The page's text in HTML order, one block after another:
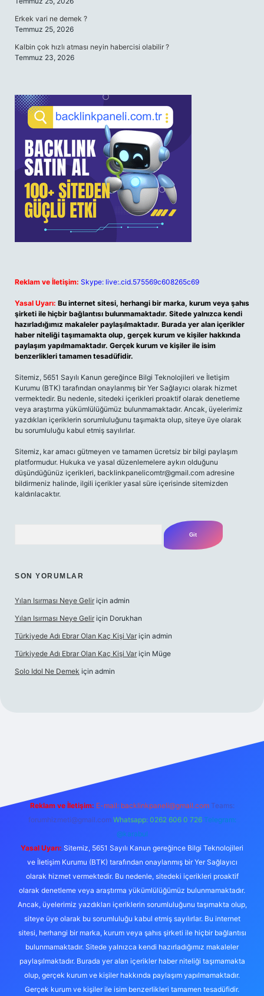
Erkek vari ne demek ?
Temmuz 25, 2026
Kalbin çok hızlı atması neyin habercisi olabilir ?
Temmuz 23, 2026
Reklam ve İletişim: Skype: live:.cid.575569c608265c69
Yasal Uyarı: Bu internet sitesi, herhangi bir marka, kurum veya şahıs
şirketi ile hiçbir bağlantısı bulunmamaktadır. Sitede yalnızca kendi
hazırladığımız makaleler paylaşılmaktadır. Burada yer alan içerikler
haber niteliği taşımamakta olup, gerçek kurum ve kişiler hakkında
paylaşım yapılmamaktadır. Gerçek kurum ve kişiler ile isim
benzerlikleri tamamen tesadüfidir.
Sitemiz, 5651 Sayılı Kanun gereğince Bilgi Teknolojileri ve İletişim
Kurumu (BTK) tarafından onaylanmış bir Yer Sağlayıcı olarak hizmet
vermektedir. Bu nedenle, sitedeki içerikleri proaktif olarak denetleme
veya araştırma yükümlülüğümüz bulunmamaktadır. Ancak, üyelerimiz
yazdıkları içeriklerin sorumluluğunu taşımakta olup, siteye üye olarak
bu sorumluluğu kabul etmiş sayılırlar.
Sitemiz, kar amacı gütmeyen ve tamamen ücretsiz bir bilgi paylaşım
platformudur. Hukuka ve yasal düzenlemelere aykırı olduğunu
düşündüğünüz içerikleri, backlinkpanelicomtr@gmail.com adresine
bildirmeniz halinde, ilgili içerikler yasal süre içerisinde sitemizden
kaldırılacaktır.
SON YORUMLAR
Yılan Isırması Neye Gelir için admin
Yılan Isırması Neye Gelir için Dorukhan
Türkiyede Adı Ebrar Olan Kaç Kişi Var için admin
Türkiyede Adı Ebrar Olan Kaç Kişi Var için Müge
Solo Idol Ne Demek için admin
Reklam ve İletişim: E-mail: backlinkpaneli@gmail.com Teams:
forumhizmeti@gmail.com Whatsapp: 0262 606 0 726 Telegram:
@karabul
Yasal Uyarı: Sitemiz, 5651 Sayılı Kanun gereğince Bilgi Teknolojileri
ve İletişim Kurumu (BTK) tarafından onaylanmış bir Yer Sağlayıcı
olarak hizmet vermektedir. Bu nedenle, sitedeki içerikleri proaktif
olarak denetleme veya araştırma yükümlülüğümüz bulunmamaktadır.
Ancak, üyelerimiz yazdıkları içeriklerin sorumluluğunu taşımakta olup,
siteye üye olarak bu sorumluluğu kabul etmiş sayılırlar. Bu internet
sitesi, herhangi bir marka, kurum veya şahıs şirketi ile hiçbir bağlantısı
bulunmamaktadır. Sitede yalnızca kendi hazırladığımız makaleler
paylaşılmaktadır. Burada yer alan içerikler haber niteliği taşımamakta
olup, gerçek kurum ve kişiler hakkında paylaşım yapılmamaktadır.
Gerçek kurum ve kişiler ile isim benzerlikleri tamamen tesadüfidir.